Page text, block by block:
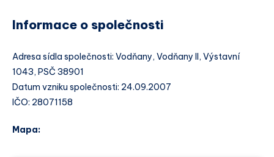
Informace o společnosti
Adresa sídla společnosti: Vodňany, Vodňany II, Výstavní
1043, PSČ 38901
Datum vzniku společnosti: 24.09.2007
IČO: 28071158
Mapa: